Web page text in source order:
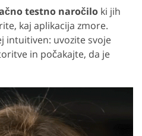
testno naročilo ki jih
kaj aplikacija zmore.
intuitiven: uvozite svoje
in počakajte, da je